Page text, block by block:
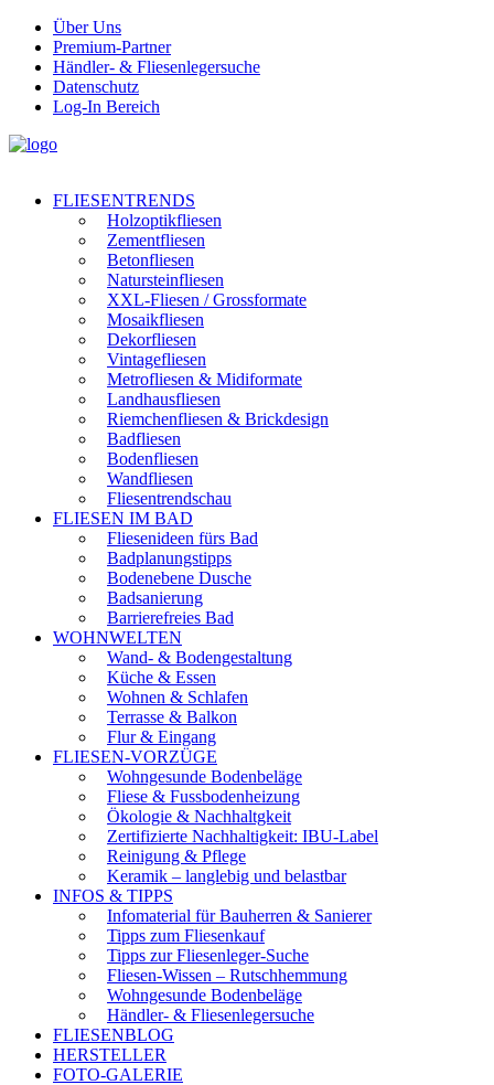
Über Uns
Premium-Partner
Händler- & Fliesenlegersuche
Datenschutz
Log-In Bereich
FLIESENTRENDS
Holzoptikfliesen
Zementfliesen
Betonfliesen
Natursteinfliesen
XXL-Fliesen / Grossformate
Mosaikfliesen
Dekorfliesen
Vintagefliesen
Metrofliesen & Midiformate
Landhausfliesen
Riemchenfliesen & Brickdesign
Badfliesen
Bodenfliesen
Wandfliesen
Fliesentrendschau
FLIESEN IM BAD
Fliesenideen fürs Bad
Badplanungstipps
Bodenebene Dusche
Badsanierung
Barrierefreies Bad
WOHNWELTEN
Wand- & Bodengestaltung
Küche & Essen
Wohnen & Schlafen
Terrasse & Balkon
Flur & Eingang
FLIESEN-VORZÜGE
Wohngesunde Bodenbeläge
Fliese & Fussbodenheizung
Ökologie & Nachhaltgkeit
Zertifizierte Nachhaltigkeit: IBU-Label
Reinigung & Pflege
Keramik – langlebig und belastbar
INFOS & TIPPS
Infomaterial für Bauherren & Sanierer
Tipps zum Fliesenkauf
Tipps zur Fliesenleger-Suche
Fliesen-Wissen – Rutschhemmung
Wohngesunde Bodenbeläge
Händler- & Fliesenlegersuche
FLIESENBLOG
HERSTELLER
FOTO-GALERIE